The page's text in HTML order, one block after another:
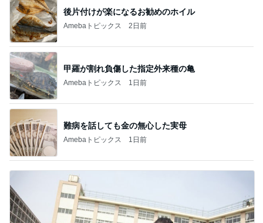
後片付けが楽になるお勧めのホイル
Amebaトピックス 2日前
甲羅が割れ負傷した指定外来種の亀
Amebaトピックス 1日前
難病を話しても金の無心した実母
Amebaトピックス 1日前